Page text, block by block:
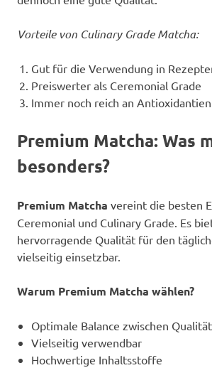
Vorteile von Culinary Grade Matcha:
Gut für die Verwendung in
Preiswerter als Ceremonial Grade
Immer noch reich an Antioxidantien
Premium Matcha: Was
besonders?
Premium Matcha vereint die besten
Ceremonial und Culinary Grade. Es
hervorragende Qualität für den
vielseitig einsetzbar.
Warum Premium Matcha wählen?
Optimale Balance zwischen
Vielseitig verwendbar
Hochwertige Inhaltsstoffe